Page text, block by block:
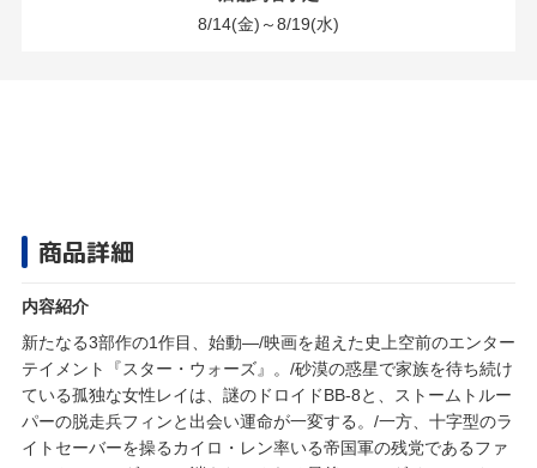
8/14(金)～8/19(水)
商品詳細
内容紹介
新たなる3部作の1作目、始動―/映画を超えた史上空前のエンター
テイメント『スター・ウォーズ』。/砂漠の惑星で家族を待ち続け
ている孤独な女性レイは、謎のドロイドBB-8と、ストームトルー
パーの脱走兵フィンと出会い運命が一変する。/一方、十字型のラ
イトセーバーを操るカイロ・レン率いる帝国軍の残党であるファ